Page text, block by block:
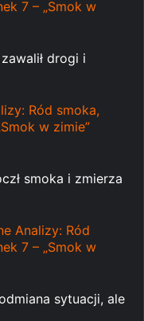
7 – „Smok w
drogi i
Ród smoka,
w zimie”
smoka i zmierza
Analizy: Ród
7 – „Smok w
sytuacji, ale